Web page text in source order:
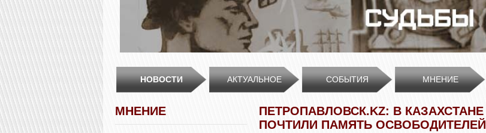
НОВОСТИ АКТУАЛЬНОЕ СОБЫТИЯ МНЕНИЕ
МНЕНИЕ
ПЕТРОПАВЛОВСК.KZ: В КАЗАХСТАНЕ
ПОЧТИЛИ ПАМЯТЬ ОСВОБОДИТЕЛЕЙ